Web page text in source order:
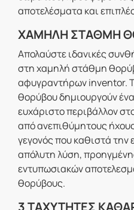
αποτελέσματα και
ΧΑΜΗΛΗ ΣΤΑΘΜΗ
Απολαύστε ιδανικές
στη χαμηλή στάθμη
αφυγραντήρων inventor.
θορύβου δημιουργούν
ευχάριστο περιβάλλον
από ανεπιθύμητους
γεγονός που καθιστά την
απόλυτη λύση,
εντυπωσιακών
θορύβους.
3 ΤΑΧΥΤΗΤΕΣ